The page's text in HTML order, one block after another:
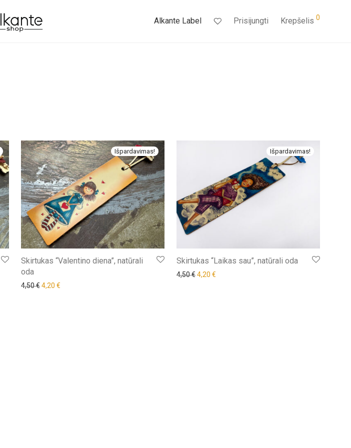
Alkante Label Prisijungti Krepšelis 0
Išpardavimas!
Skirtukas “Valentino diena”, natūrali
oda
4,50€Original price was: 4,50 €.
4,20 €
Išpardavimas!
Skirtukas “Laikas sau”, natūrali oda
4,50€Original price was: 4,50 €.
4,20 €